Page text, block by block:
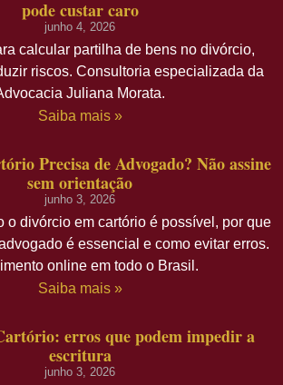
pode custar caro
junho 4, 2026
calcular partilha de bens no divórcio,
riscos. Consultoria especializada da
Juliana Morata.
Saiba mais »
Precisa de Advogado? Não assine
sem orientação
junho 3, 2026
o divórcio em cartório é possível, por que
é essencial e como evitar erros.
online em todo o Brasil.
Saiba mais »
erros que podem impedir a
escritura
junho 3, 2026